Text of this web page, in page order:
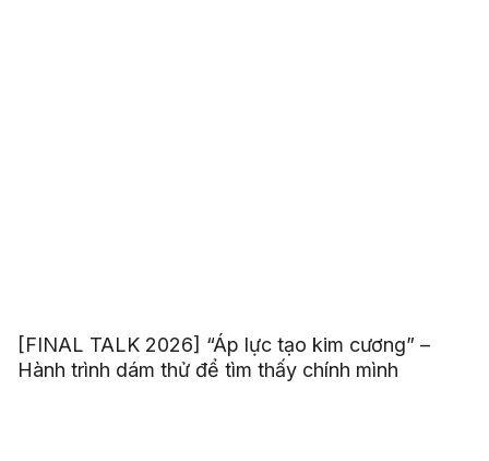
[FINAL TALK 2026] “Áp lực tạo kim cương” –
Hành trình dám thử để tìm thấy chính mình